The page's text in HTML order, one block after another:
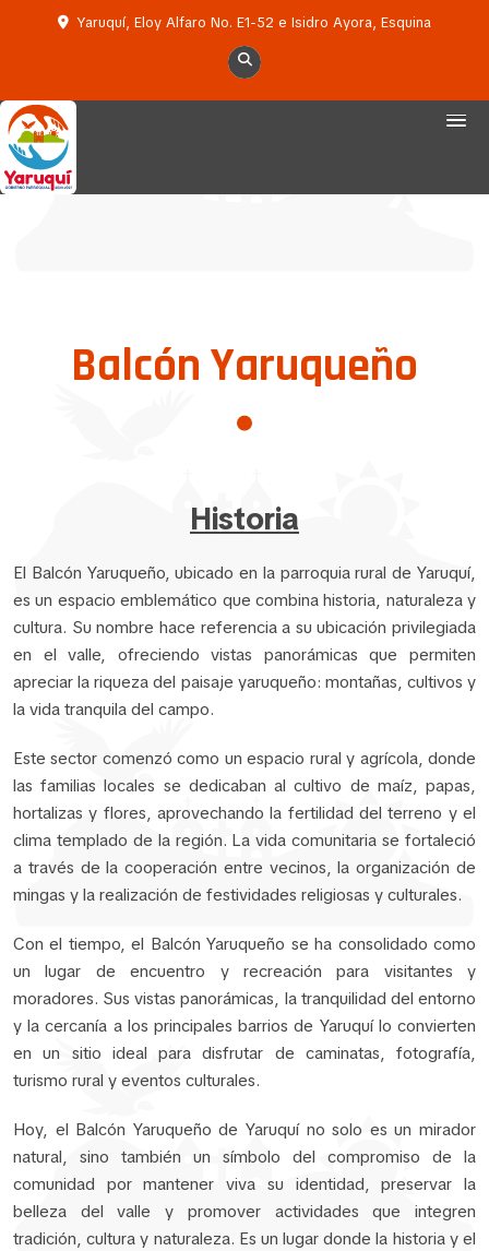
Yaruquí, Eloy Alfaro No. E1-52 e Isidro Ayora, Esquina
Balcón Yaruqueño
Historia
El Balcón Yaruqueño, ubicado en la parroquia rural de Yaruquí,
es un espacio emblemático que combina historia, naturaleza y
cultura. Su nombre hace referencia a su ubicación privilegiada
en el valle, ofreciendo vistas panorámicas que permiten
apreciar la riqueza del paisaje yaruqueño: montañas, cultivos y
la vida tranquila del campo.
Este sector comenzó como un espacio rural y agrícola, donde
las familias locales se dedicaban al cultivo de maíz, papas,
hortalizas y flores, aprovechando la fertilidad del terreno y el
clima templado de la región. La vida comunitaria se fortaleció
a través de la cooperación entre vecinos, la organización de
mingas y la realización de festividades religiosas y culturales.
Con el tiempo, el Balcón Yaruqueño se ha consolidado como
un lugar de encuentro y recreación para visitantes y
moradores. Sus vistas panorámicas, la tranquilidad del entorno
y la cercanía a los principales barrios de Yaruquí lo convierten
en un sitio ideal para disfrutar de caminatas, fotografía,
turismo rural y eventos culturales.
Hoy, el Balcón Yaruqueño de Yaruquí no solo es un mirador
natural, sino también un símbolo del compromiso de la
comunidad por mantener viva su identidad, preservar la
belleza del valle y promover actividades que integren
tradición, cultura y naturaleza. Es un lugar donde la historia y el